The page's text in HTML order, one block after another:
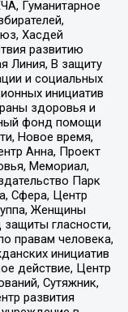
Гуманитарное
Хасдей
развитию
Линия, В защиту
и социальных
инициатив
здоровья и
фонд помощи
Новое время,
Анна, Проект
Мемориал,
Парк
Сфера, Центр
Женщины
защиты гласности,
правам человека,
инициатив
действие, Центр
Сутяжник,
развития